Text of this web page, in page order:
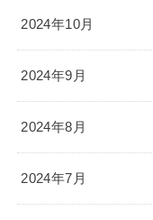
2024年10月
2024年9月
2024年8月
2024年7月